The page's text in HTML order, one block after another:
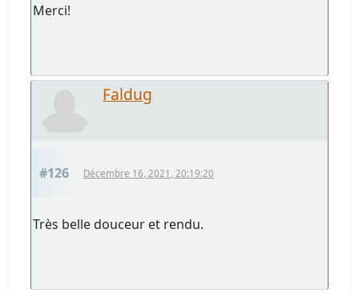
Merci!
Faldug
#126 Décembre 16, 2021, 20:19:20
Très belle douceur et rendu.